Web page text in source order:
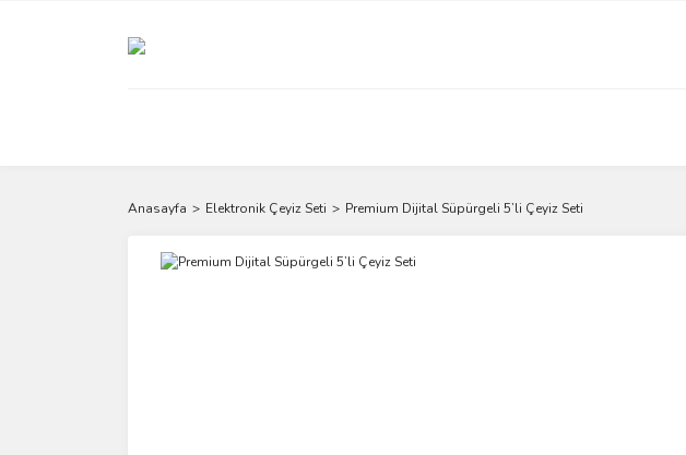
Anasayfa Elektronik Çeyiz Seti Premium Dijital Süpürgeli 5’li Çeyiz Seti